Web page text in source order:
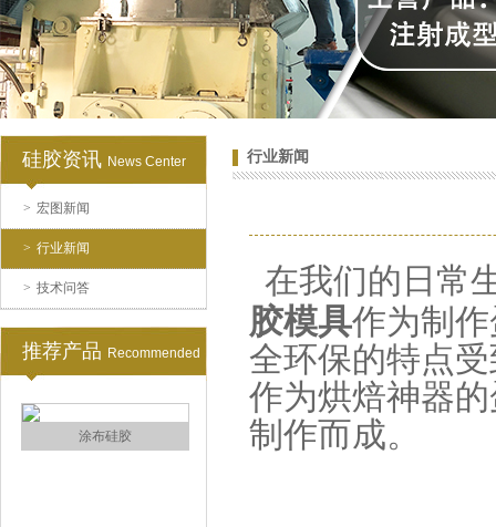
硅胶资讯 News Center
> 宏图新闻
> 行业新闻
> 技术问答
推荐产品 Recommended
水泥地暖模块模具硅胶
眼镜鼻托专用注射硅胶
行业新闻
在我们的日常
胶模具作为制
全环保的特点
作为烘焙神器
制作而成。